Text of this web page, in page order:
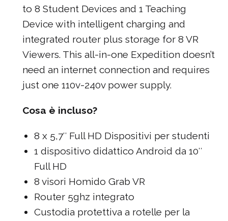
to 8 Student Devices and 1 Teaching
Device with intelligent charging and
integrated router plus storage for 8 VR
Viewers. This all-in-one Expedition doesn’t
need an internet connection and requires
just one 110v-240v power supply.
Cosa è incluso?
8 x 5,7″ Full HD Dispositivi per studenti
1 dispositivo didattico Android da 10″
Full HD
8 visori Homido Grab VR
Router 5ghz integrato
Custodia protettiva a rotelle per la